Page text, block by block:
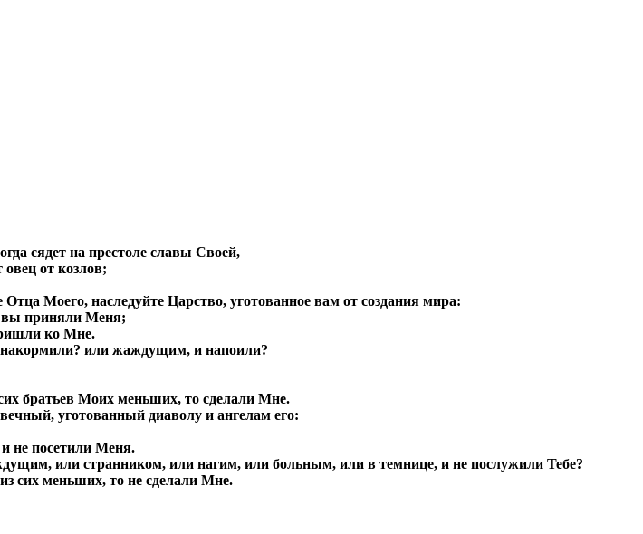
сядет на престоле славы Своей,
от козлов;
Моего, наследуйте Царство, уготованное вам от создания мира:
вы приняли Меня;
ко Мне.
накормили? или жаждущим, и напоили?
братьев Моих меньших, то сделали Мне.
уготованный диаволу и ангелам его:
не посетили Меня.
или странником, или нагим, или больным, или в темнице, и не послужили Тебе?
сих меньших, то не сделали Мне.